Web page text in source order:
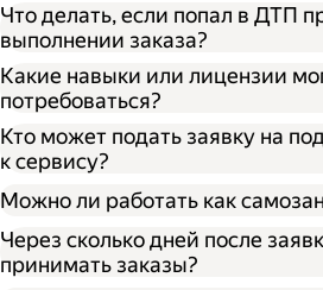
Что делать, если попал в ДТП
выполнении заказа?
Какие навыки или лицензии
потребоваться?
Кто может подать заявку на
к сервису?
Можно ли работать как
Через сколько дней после
принимать заказы?